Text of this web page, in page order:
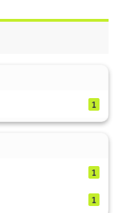
1
1
1